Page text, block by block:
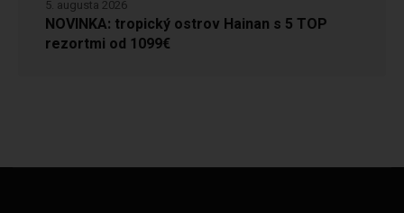
NOVINKA: tropický ostrov Hainan s 5 TOP
rezortmi od 1099€
5. augusta 2026